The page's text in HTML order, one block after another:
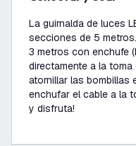
La guirnalda de luces
secciones de 5
3 metros con enchufe
directamente a la
atornillar las bombillas
enchufar el cable a la
y disfruta!